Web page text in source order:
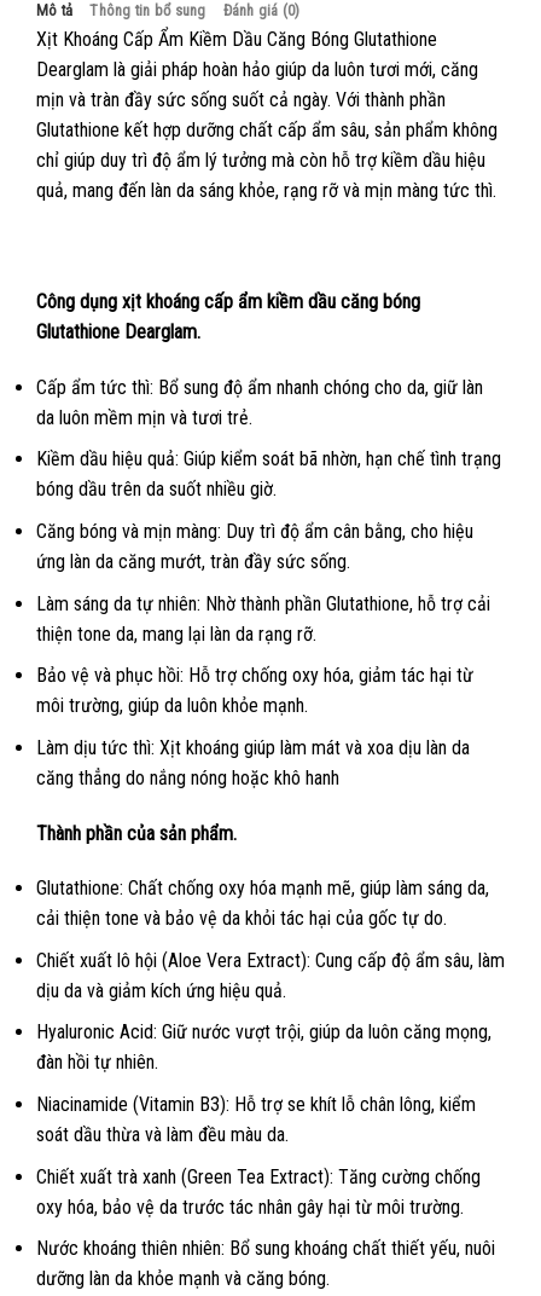
Mô tả Thông tin bổ sung Đánh giá (0)
Xịt Khoáng Cấp Ẩm Kiềm Dầu Căng Bóng Glutathione
Dearglam là giải pháp hoàn hảo giúp da luôn tươi mới, căng
mịn và tràn đầy sức sống suốt cả ngày. Với thành phần
Glutathione kết hợp dưỡng chất cấp ẩm sâu, sản phẩm không
chỉ giúp duy trì độ ẩm lý tưởng mà còn hỗ trợ kiềm dầu hiệu
quả, mang đến làn da sáng khỏe, rạng rỡ và mịn màng tức thì.
Công dụng xịt khoáng cấp ẩm kiềm dầu căng bóng
Glutathione Dearglam.
Cấp ẩm tức thì: Bổ sung độ ẩm nhanh chóng cho da, giữ làn
da luôn mềm mịn và tươi trẻ.
Kiềm dầu hiệu quả: Giúp kiểm soát bã nhờn, hạn chế tình trạng
bóng dầu trên da suốt nhiều giờ.
Căng bóng và mịn màng: Duy trì độ ẩm cân bằng, cho hiệu
ứng làn da căng mướt, tràn đầy sức sống.
Làm sáng da tự nhiên: Nhờ thành phần Glutathione, hỗ trợ cải
thiện tone da, mang lại làn da rạng rỡ.
Bảo vệ và phục hồi: Hỗ trợ chống oxy hóa, giảm tác hại từ
môi trường, giúp da luôn khỏe mạnh.
Làm dịu tức thì: Xịt khoáng giúp làm mát và xoa dịu làn da
căng thẳng do nắng nóng hoặc khô hanh
Thành phần của sản phẩm.
Glutathione: Chất chống oxy hóa mạnh mẽ, giúp làm sáng da,
cải thiện tone và bảo vệ da khỏi tác hại của gốc tự do.
Chiết xuất lô hội (Aloe Vera Extract): Cung cấp độ ẩm sâu, làm
dịu da và giảm kích ứng hiệu quả.
Hyaluronic Acid: Giữ nước vượt trội, giúp da luôn căng mọng,
đàn hồi tự nhiên.
Niacinamide (Vitamin B3): Hỗ trợ se khít lỗ chân lông, kiểm
soát dầu thừa và làm đều màu da.
Chiết xuất trà xanh (Green Tea Extract): Tăng cường chống
oxy hóa, bảo vệ da trước tác nhân gây hại từ môi trường.
Nước khoáng thiên nhiên: Bổ sung khoáng chất thiết yếu, nuôi
dưỡng làn da khỏe mạnh và căng bóng.